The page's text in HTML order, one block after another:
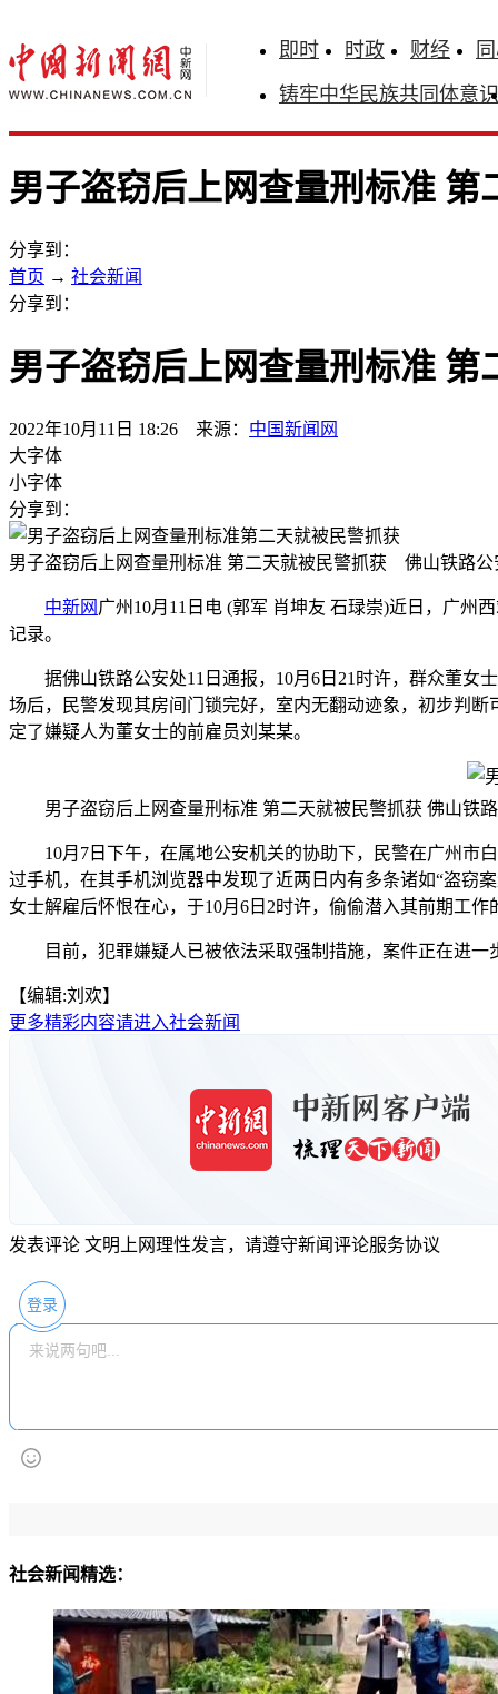
即时 时政 财经
铸牢中华民族共同体意识
男子盗窃后上网查量刑标准 第
分享到：
首页 → 社会新闻
分享到：
男子盗窃后上网查量刑标准 第
2022年10月11日 18:26 来源： 中国新闻网
大字体
小字体
分享到：
男子盗窃后上网查量刑标准 第二天就被民警抓获 佛山铁路公
中新网 广州10月11日电 (郭军 肖坤友 石琭崇)近日，广州
记录。
据佛山铁路公安处11日通报，10月6日21时许，群众董女
场后，民警发现其房间门锁完好，室内无翻动迹象，初步判
定了嫌疑人为董女士的前雇员刘某某。
男子盗窃后上网查量刑标准 第二天就被民警抓获 佛山铁
10月7日下午，在属地公安机关的协助下，民警在广州市白
过手机，在其手机浏览器中发现了近两日内有多条诸如“盗窃
女士解雇后怀恨在心，于10月6日2时许，偷偷潜入其前期工
目前，犯罪嫌疑人已被依法采取强制措施，案件正在进一
【编辑:刘欢】
更多精彩内容请进入社会新闻
发表评论 文明上网理性发言，请遵守新闻评论服务协议
登录
社会新闻精选：